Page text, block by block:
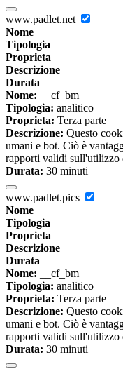
www.padlet.net
Nome
Tipologia
Proprieta
Descrizione
Durata
Nome: __cf_bm
Tipologia: analitico
Proprieta: Terza parte
Descrizione: Questo
umani e bot. Ciò è
rapporti validi sull'utilizzo
Durata: 30 minuti
www.padlet.pics
Nome
Tipologia
Proprieta
Descrizione
Durata
Nome: __cf_bm
Tipologia: analitico
Proprieta: Terza parte
Descrizione: Questo
umani e bot. Ciò è
rapporti validi sull'utilizzo
Durata: 30 minuti